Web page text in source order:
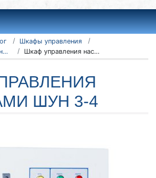
Шкафы управления
Шкафы управления насосами ШУН
Шкаф управления насосами ШУН 3-4
ШУН 3-4